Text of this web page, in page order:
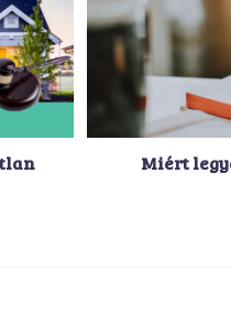
Miért